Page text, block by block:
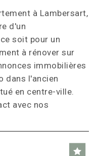
à Lambersart,
d'un
soit pour un
à rénover sur
immobilières
dans l'ancien
en centre-ville.
avec nos